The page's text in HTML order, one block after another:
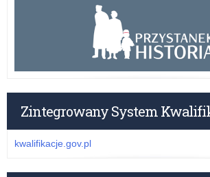
Zintegrowany System
kwalifikacje.gov.pl